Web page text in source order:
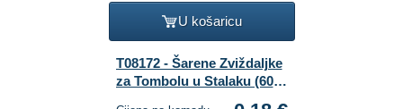
U košaricu
T08172 - Šarene Zviždaljke
za Tombolu u Stalaku (60